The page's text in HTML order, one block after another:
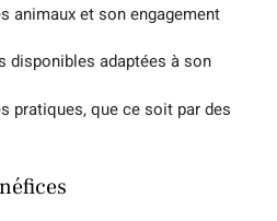
animaux et son engagement
disponibles adaptées à son
pratiques, que ce soit par des